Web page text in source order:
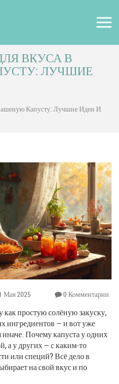
ВКУСА В
ЛУЧШИЕ
Капусту: Лучшие Идеи И
Мая 2025 0 Комментарии
простую солёную закуску,
ингредиентов — и вот уже
Почему капуста у одних
а у других — с каким-то
или специй? Всё дело в
на свой вкус и по